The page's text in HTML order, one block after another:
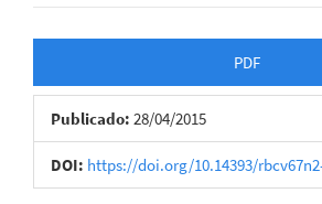
lateral
de
artigos
PDF
Publicado: 28/04/2015
DOI: https://doi.org/10.14393/